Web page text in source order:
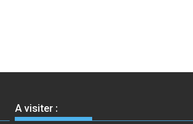
A visiter :